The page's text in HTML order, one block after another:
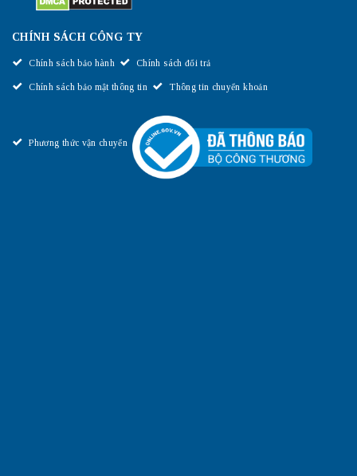
CHÍNH SÁCH CÔNG TY
Chính sách bảo hành Chính sách đổi trả
Chính sách bảo mật thông tin Thông tin chuyển khoản
Phương thức vận chuyển